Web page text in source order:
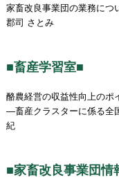
家畜改良事業団の業務に
郡司 さとみ
■畜産学習室■
酪農経営の収益性向上のポ
―畜産クラスターに係る
紀
■家畜改良事業団情